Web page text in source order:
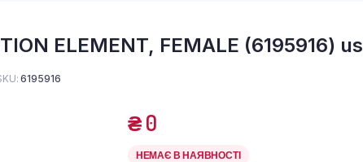
ELEMENT, FEMALE (6195916)
6195916
₴0
НЕМАЄ В НАЯВНОСТІ